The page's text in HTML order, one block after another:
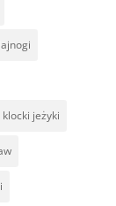
klocki jeżyki